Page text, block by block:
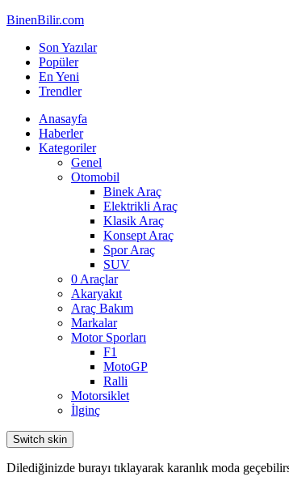
BinenBilir.com
Son Yazılar
Popüler
En Yeni
Trendler
Anasayfa
Haberler
Kategoriler
Genel
Otomobil
Binek Araç
Elektrikli Araç
Klasik Araç
Konsept Araç
Spor Araç
SUV
0 Araçlar
Akaryakıt
Araç Bakım
Markalar
Motor Sporları
F1
MotoGP
Ralli
Motorsiklet
İlginç
Switch skin
Dilediğinizde burayı tıklayarak karanlık moda